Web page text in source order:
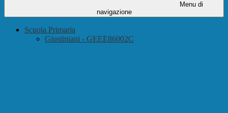
Menu di
navigazione
Scuola Primaria
Giustiniani - GEEE86002C